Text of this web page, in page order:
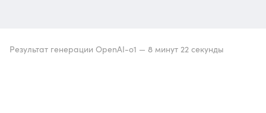
Результат генерации OpenAI-o1 — 8 минут 22 секунды